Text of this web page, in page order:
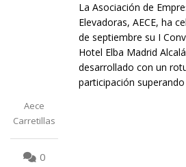
Aece
Carretillas
0
La Asociación de
Elevadoras, AECE, ha
de septiembre su I
Hotel Elba Madrid
desarrollado con un
participación